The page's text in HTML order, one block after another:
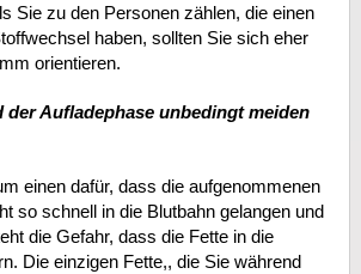
Sie zu den Personen zählen, die einen
haben, sollten Sie sich eher
orientieren.
der Aufladephase unbedingt meiden
einen dafür, dass die aufgenommenen
so schnell in die Blutbahn gelangen und
die Gefahr, dass die Fette in die
Die einzigen Fette,, die Sie während